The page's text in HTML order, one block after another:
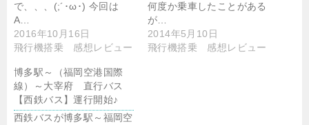
で、、、(;´･ω･) 今回は
A…
2016年10月16日
飛行機搭乗 感想レビュー
何度か乗車したことがある
が…
2014年5月10日
飛行機搭乗 感想レビュー
博多駅～（福岡空港国際
線）～大宰府 直行バス
【西鉄バス】運行開始♪
西鉄バスが博多駅～福岡空